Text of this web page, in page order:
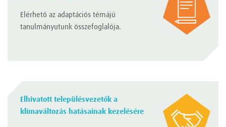
Elérhető az adaptációs témájú
tanulmányutunk összefoglalója.
Elhivatott településvezetők a
klímaváltozás hatásainak kezelésére